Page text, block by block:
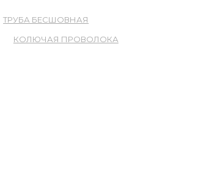
ТРУБА БЕСШОВНАЯ
КОЛЮЧАЯ ПРОВОЛОКА